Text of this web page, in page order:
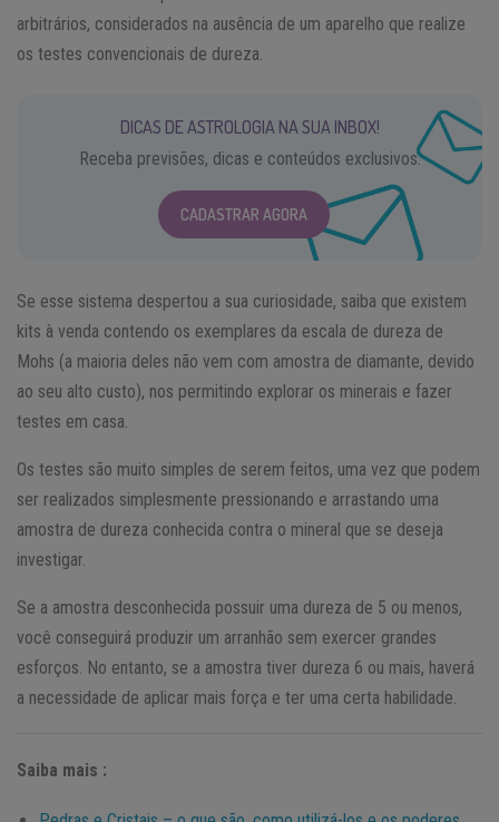
arbitrários, considerados na ausência de um aparelho que realize
os testes convencionais de dureza.
DICAS DE ASTROLOGIA NA SUA INBOX!
Receba previsões, dicas e conteúdos exclusivos.
CADASTRAR AGORA
Se esse sistema despertou a sua curiosidade, saiba que existem
kits à venda contendo os exemplares da escala de dureza de
Mohs (a maioria deles não vem com amostra de diamante, devido
ao seu alto custo), nos permitindo explorar os minerais e fazer
testes em casa.
Os testes são muito simples de serem feitos, uma vez que podem
ser realizados simplesmente pressionando e arrastando uma
amostra de dureza conhecida contra o mineral que se deseja
investigar.
Se a amostra desconhecida possuir uma dureza de 5 ou menos,
você conseguirá produzir um arranhão sem exercer grandes
esforços. No entanto, se a amostra tiver dureza 6 ou mais, haverá
a necessidade de aplicar mais força e ter uma certa habilidade.
Saiba mais :